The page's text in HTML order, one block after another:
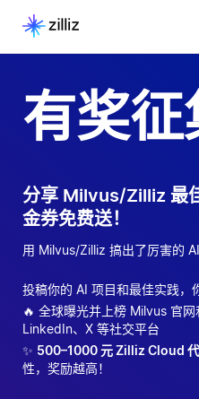
有奖征
分享 Milvus/Zilliz 最
金券免费送！
用 Milvus/Zilliz 搞出了厉害的
投稿你的 AI 项目和最佳实践，
🔥 全球曝光并上榜 Milvus 官网
LinkedIn、X 等社交平台
✨ 500–1000 元 Zilliz Cloud
性，奖励越高！